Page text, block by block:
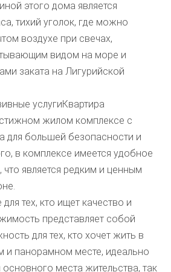
этого дома является
тихий уголок, где можно
воздухе при свечах,
видом на море и
заката на Лигурийской
услугиКвартира
жилом комплексе с
для большей безопасности и
в комплексе имеется удобное
является редким и ценным
тех, кто ищет качество и
представляет собой
для тех, кто хочет жить в
и панорамном месте, идеально
места жительства, так